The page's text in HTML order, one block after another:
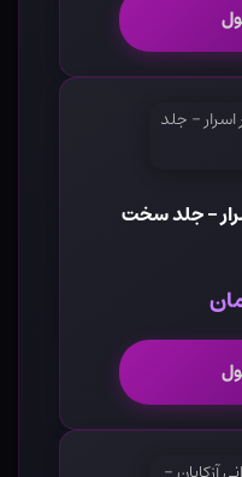
- جلد سخت